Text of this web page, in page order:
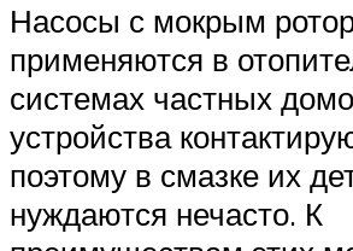
Насосы с мокрым
применяются в
системах частных
устройства
поэтому в смазке их
нуждаются нечасто. К